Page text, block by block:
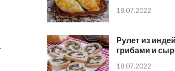
18.07.2022
Рулет из
грибами и
18.07.2022